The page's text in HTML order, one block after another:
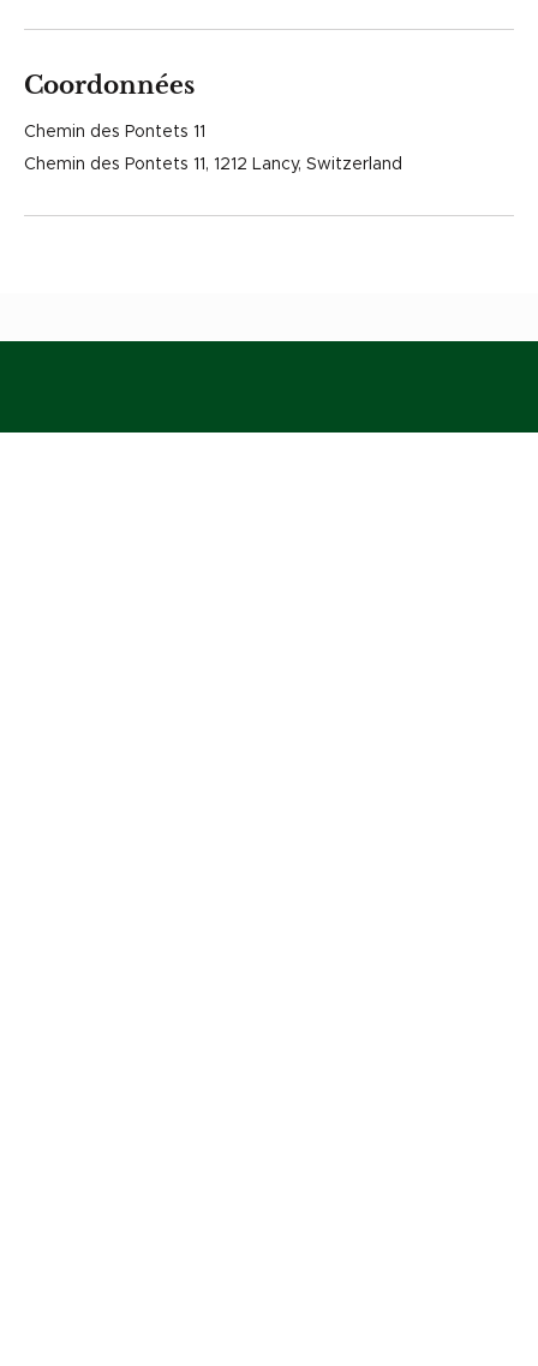
Coordonnées
Chemin des Pontets 11
Chemin des Pontets 11, 1212 Lancy, Switzerland